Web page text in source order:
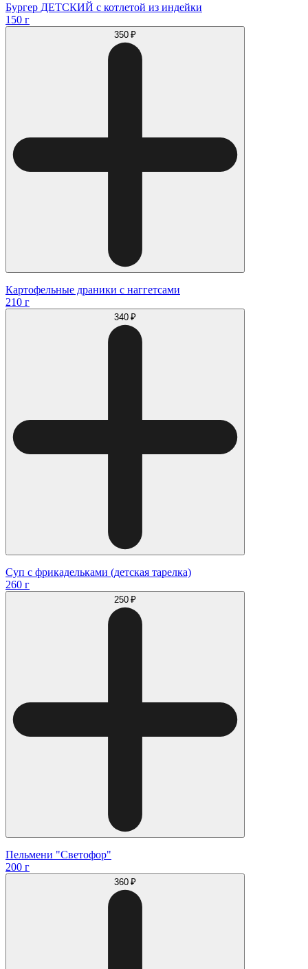
Бургер ДЕТСКИЙ с котлетой из индейки
150 г
350 ₽
Картофельные драники с наггетсами
210 г
340 ₽
Суп с фрикадельками (детская тарелка)
260 г
250 ₽
Пельмени "Светофор"
200 г
360 ₽